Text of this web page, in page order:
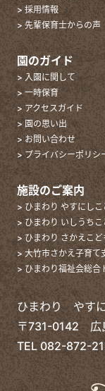
> 採用情報
> 先輩保育士からの声
園のガイド
> 入園に関して
> 一時保育
> アクセスガイド
> 園の思い出
> お問い合わせ
> プライバシーポリシ
施設のご案内
> ひまわり やすにしこ
> ひまわり いしうちこ
> ひまわり さかえこど
> 大竹市さかえ子育て
> ひまわり福祉会総合
ひまわり やす
〒731-0142 広
TEL082-872-